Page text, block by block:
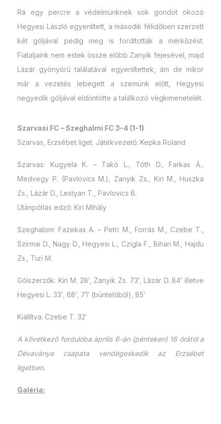
Rá egy percre a védelmünknek sok gondot okozó
Hegyesi László egyenlített, a második félidőben szerzett
két góljával pedig meg is fordították a mérkőzést.
Fiataljaink nem estek össze előbb Zanyik fejesével, majd
Lázár gyönyörű találatával egyenlítettek, ám de mikor
már a vezetés lebegett a szemünk előtt, Hegyesi
negyedik góljával eldöntötte a találkozó végkimenetelét.
Szarvasi FC – Szeghalmi FC 3-4 (1-1)
Szarvas, Erzsébet liget. Játékvezető: Kepka Roland
Szarvas: Kugyela K. – Takó L., Tóth D., Farkas Á.,
Medvegy P. (Pavlovics M.), Zanyik Zs., Kiri M., Huszka
Zs., Lázár D., Lestyan T., Pavlovics B.
Utánpótlás edző: Kiri Mihály
Szeghalom: Fazekas A. – Petri M., Forrás M., Czebe T.,
Szirmai D., Nagy D., Hegyesi L., Czigla F., Bihari M., Hajdu
Zs., Turi M.
Gólszerzők: Kiri M. 28′, Zanyik Zs. 73′, Lázár D. 84′ illetve
Hegyesi L. 33′, 68′, 71′ (büntetőből), 85′
Kiállítva: Czebe T. 32′
A következő fordulóba április 6-án (pénteken) 16 órától a
Dévaványa csapata vendégeskedik az Erzsébet
ligetben.
Galéria: